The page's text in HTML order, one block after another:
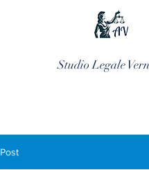
Studio Legale
Post